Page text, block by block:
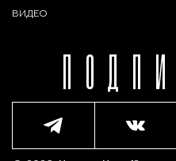
ВИДЕО